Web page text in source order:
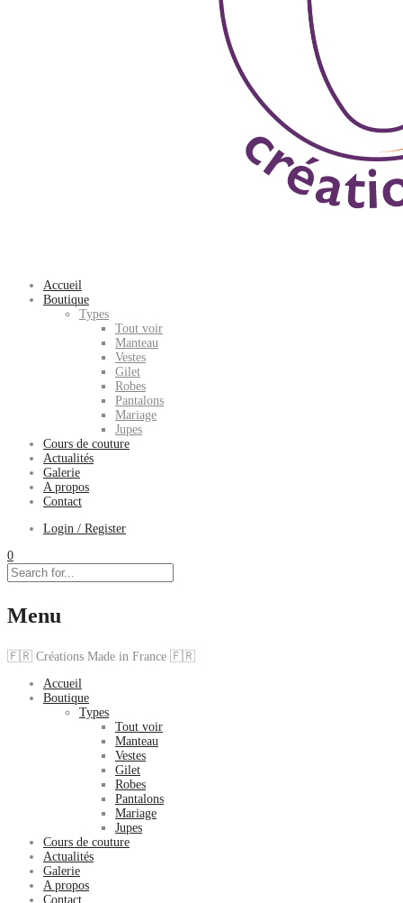
Accueil
Boutique
Types
Tout voir
Manteau
Vestes
Gilet
Robes
Pantalons
Mariage
Jupes
Cours de couture
Actualités
Galerie
A propos
Contact
Login / Register
0
Menu
🇫🇷 Créations Made in France 🇫🇷
Accueil
Boutique
Types
Tout voir
Manteau
Vestes
Gilet
Robes
Pantalons
Mariage
Jupes
Cours de couture
Actualités
Galerie
A propos
Contact